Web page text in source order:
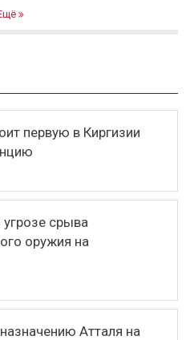
первую в Киргизии
срыва
оружия на
Атталя на